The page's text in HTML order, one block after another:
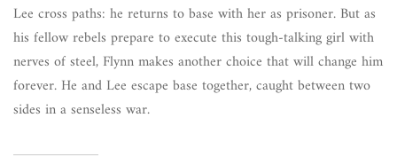
Lee cross paths: he returns to base with her as prisoner. But as
his fellow rebels prepare to execute this tough-talking girl with
nerves of steel, Flynn makes another choice that will change him
forever. He and Lee escape base together, caught between two
sides in a senseless war.